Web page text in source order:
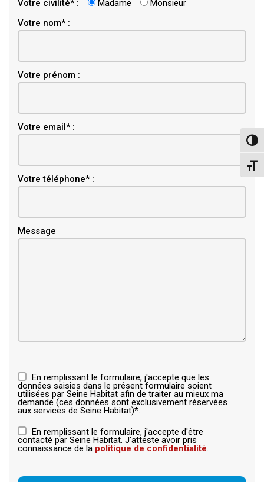
Votre civilité* : Madame
Monsieur
Votre nom* :
Votre prénom :
Votre email* :
Votre téléphone* :
Message
En remplissant le formulaire, j'accepte que les
données saisies dans le présent formulaire soient
utilisées par Seine Habitat afin de traiter au mieux ma
demande (ces données sont exclusivement réservées
aux services de Seine Habitat)*.
En remplissant le formulaire, j'accepte d'être
contacté par Seine Habitat. J'atteste avoir pris
connaissance de la politique de confidentialité.